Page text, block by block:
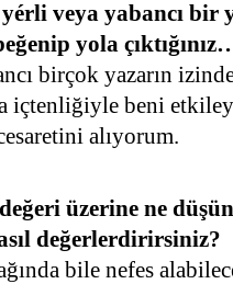
veya yabancı bir
yola
birçok yazarın
içtenliğiyle beni
alıyorum.
üzerine ne
değerlerdirirsiniz?
bile nefes